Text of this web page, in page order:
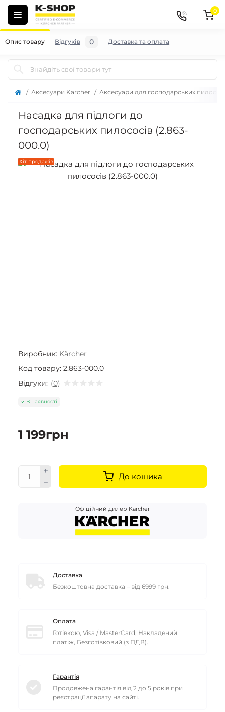
0
Аксесуари Karcher Аксесуари для господарських
Насадка для підлоги до
господарських пилососів (2.863-
000.0)
Хіт продажів
Виробник: Kärcher
Код товару: 2.863-000.0
Відгуки: (0)
В наявності
1 199грн
До кошика
Офіційний дилер Kärcher
Доставка
Безкоштовна доставка – від 6999 грн.
Оплата
Готівкою, Visa / MasterCard, Накладений
платіж, Безготівковий (з ПДВ).
Гарантія
Продовжена гарантія від 2 до 5 років при
реєстрації апарату на сайті.
Опис товару Відгуків 0 Доставка та оплата